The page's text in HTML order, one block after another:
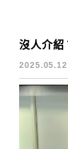
沒人介紹
2025.05.12